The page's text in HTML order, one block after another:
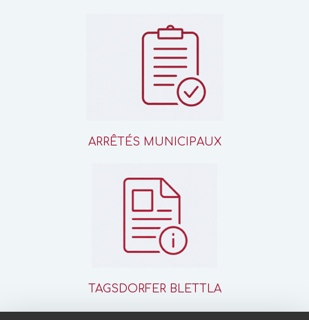
ARRÊTÉS MUNICIPAUX
TAGSDORFER BLETTLA